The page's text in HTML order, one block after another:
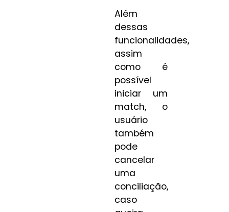
Além
dessas
funcionalidades,
assim
como é
possível
iniciar um
match, o
usuário
também
pode
cancelar
uma
conciliação,
caso